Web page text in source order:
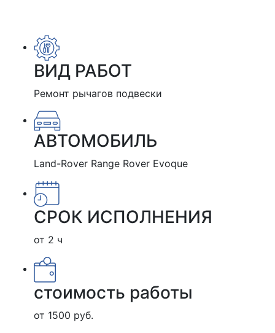
ВИД РАБОТ
Ремонт рычагов подвески
АВТОМОБИЛЬ
Land-Rover Range Rover Evoque
СРОК ИСПОЛНЕНИЯ
от 2 ч
стоимость работы
от 1500 руб.